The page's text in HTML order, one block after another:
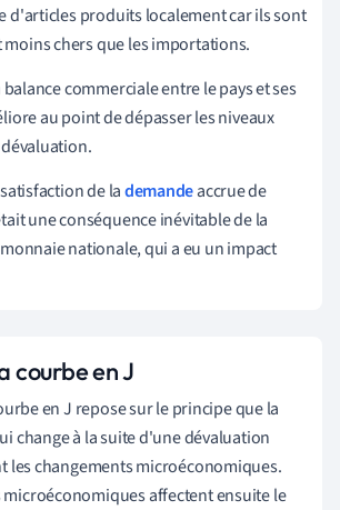
d'articles produits localement car ils sont
chers que les importations.
commerciale entre le pays et ses
au point de dépasser les niveaux
de lademandeaccrue de
une conséquence inévitable de la
nationale, qui a eu un impact
courbe en J
en J repose sur le principe que la
change à la suite d'une dévaluation
les changements microéconomiques.
microéconomiques affectent ensuite le